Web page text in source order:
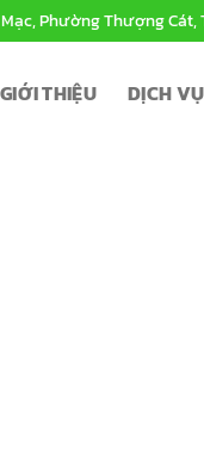
Phường Thượng Cát,
GIỚI THIỆU DỊCH VỤ